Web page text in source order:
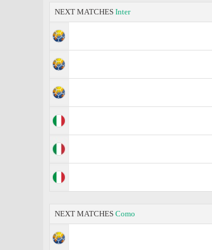
NEXT MATCHES Inter
NEXT MATCHES Como